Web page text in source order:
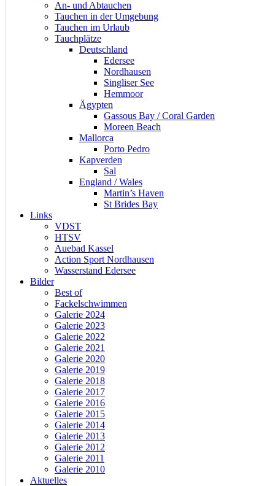
An- und Abtauchen
Tauchen in der Umgebung
Tauchen im Urlaub
Tauchplätze
Deutschland
Edersee
Nordhausen
Singliser See
Hemmoor
Ägypten
Gassous Bay / Coral Garden
Moreen Beach
Mallorca
Porto Pedro
Kapverden
Sal
England / Wales
Martin’s Haven
St Brides Bay
Links
VDST
HTSV
Auebad Kassel
Action Sport Nordhausen
Wasserstand Edersee
Bilder
Best of
Fackelschwimmen
Galerie 2024
Galerie 2023
Galerie 2022
Galerie 2021
Galerie 2020
Galerie 2019
Galerie 2018
Galerie 2017
Galerie 2016
Galerie 2015
Galerie 2014
Galerie 2013
Galerie 2012
Galerie 2011
Galerie 2010
Aktuelles